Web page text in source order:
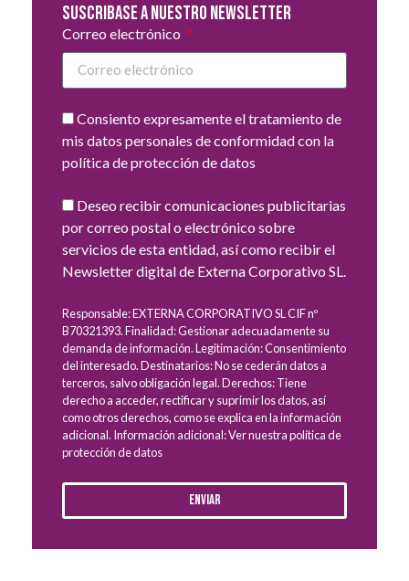
Suscribase a nuestro newsletter
Correo electrónico
Consiento expresamente el tratamiento de
mis datos personales de conformidad con la
política de protección de datos
Deseo recibir comunicaciones publicitarias
por correo postal o electrónico sobre
servicios de esta entidad, así como recibir el
Newsletter digital de Externa Corporativo SL.
Responsable: EXTERNA CORPORATIVO SL CIF nº
B70321393. Finalidad: Gestionar adecuadamente su
demanda de información. Legitimación: Consentimiento
del interesado. Destinatarios: No se cederán datos a
terceros, salvo obligación legal. Derechos: Tiene
derecho a acceder, rectificar y suprimir los datos, así
como otros derechos, como se explica en la información
adicional. Información adicional: Ver nuestra política de
protección de datos
Enviar